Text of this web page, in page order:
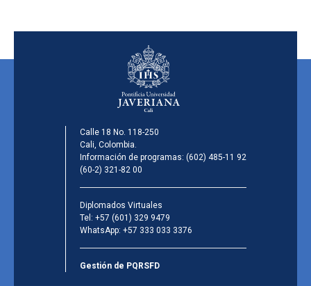
Calle 18 No. 118-250
Cali, Colombia.
Información de programas: (602) 485-11 92
(60-2) 321-82 00
Diplomados Virtuales
Tel: +57 (601) 329 9479
WhatsApp: +57 333 033 3376
Gestión de PQRSFD